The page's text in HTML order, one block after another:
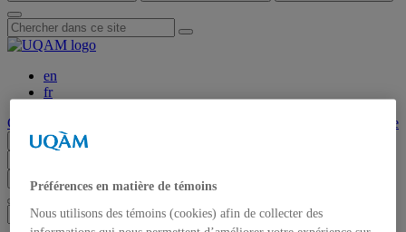
en
fr
Chaire de recherche du Canada en philosophie des sciences de la vie
Menu
Chercher dans ce site Chercher sur uqam.ca
Préférences en matière de témoins
Nous utilisons des témoins (cookies) afin de collecter des